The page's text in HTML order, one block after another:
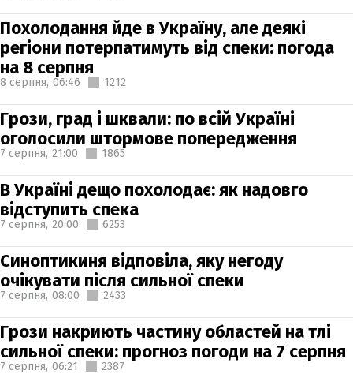
Похолодання йде в Україну, але деякі
регіони потерпатимуть від спеки: погода
на 8 серпня
8 серпня, 06:46 1212
Грози, град і шквали: по всій Україні
оголосили штормове попередження
7 серпня, 21:00 1865
В Україні дещо похолодає: як надовго
відступить спека
7 серпня, 20:00 6253
Синоптикиня відповіла, яку негоду
очікувати після сильної спеки
7 серпня, 08:00 2433
Грози накриють частину областей на тлі
сильної спеки: прогноз погоди на 7 серпня
7 серпня, 06:21 2387